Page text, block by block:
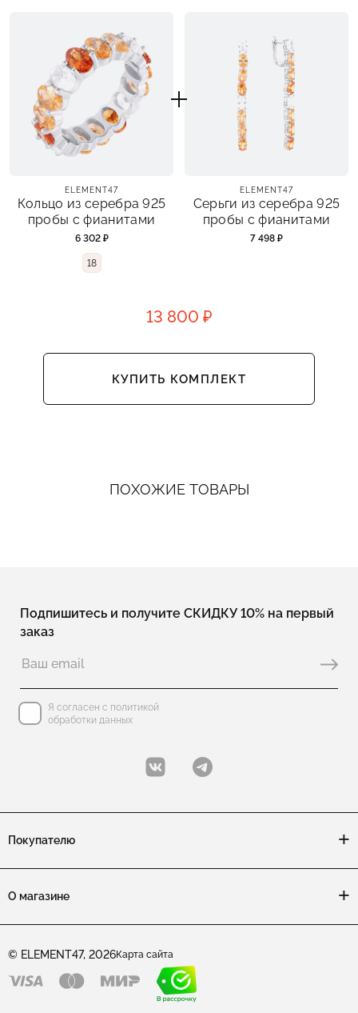
ELEMENT47
Кольцо из серебра 925
пробы с фианитами
6 302 ₽
18
ELEMENT47
Серьги из серебра 925
пробы с фианитами
7 498 ₽
13 800 ₽
КУПИТЬ КОМПЛЕКТ
ПОХОЖИЕ ТОВАРЫ
Подпишитесь и получите СКИДКУ 10% на первый
заказ
Я согласен с политикой
обработки данных
Покупателю
О магазине
© ELEMENT47, 2026Карта сайта